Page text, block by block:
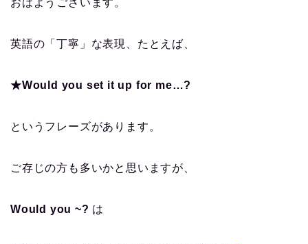
おはようございます。
英語の「丁寧」な表現、たとえば、
★Would you set it up for me…?
というフレーズがあります。
ご存じの方も多いかと思いますが、
Would you ~? は